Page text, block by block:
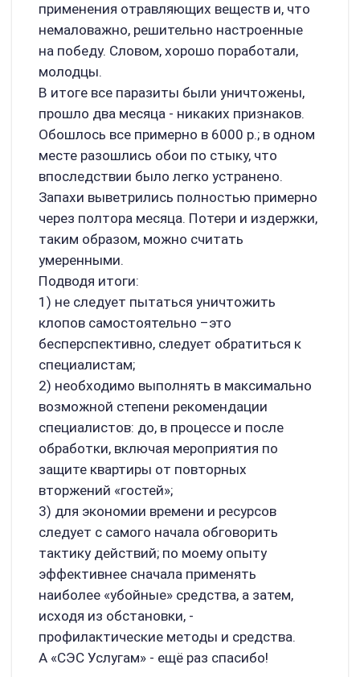
применения отравляющих веществ и, что
немаловажно, решительно настроенные
на победу. Словом, хорошо поработали,
молодцы.
В итоге все паразиты были уничтожены,
прошло два месяца - никаких признаков.
Обошлось все примерно в 6000 р.; в одном
месте разошлись обои по стыку, что
впоследствии было легко устранено.
Запахи выветрились полностью примерно
через полтора месяца. Потери и издержки,
таким образом, можно считать
умеренными.
Подводя итоги:
1) не следует пытаться уничтожить
клопов самостоятельно –это
бесперспективно, следует обратиться к
специалистам;
2) необходимо выполнять в максимально
возможной степени рекомендации
специалистов: до, в процессе и после
обработки, включая мероприятия по
защите квартиры от повторных
вторжений «гостей»;
3) для экономии времени и ресурсов
следует с самого начала обговорить
тактику действий; по моему опыту
эффективнее сначала применять
наиболее «убойные» средства, а затем,
исходя из обстановки, -
профилактические методы и средства.
А «СЭС Услугам» - ещё раз спасибо!